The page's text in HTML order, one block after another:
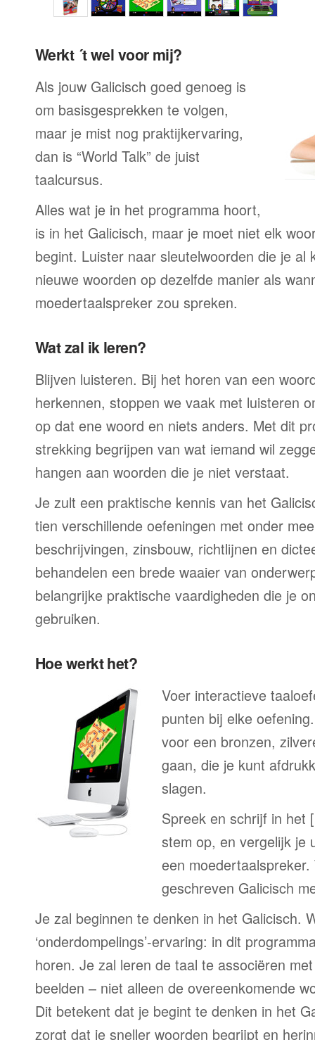
Werkt ´t wel voor mij?
Als jouw Galicisch goed genoeg is
om basisgesprekken te volgen,
maar je mist nog praktijkervaring,
dan is “World Talk” de juist
taalcursus.
Alles wat je in het programma hoort,
is in het Galicisch, maar je moet niet elk
begint. Luister naar sleutelwoorden die je al
nieuwe woorden op dezelfde manier als
moedertaalspreker zou spreken.
Wat zal ik leren?
Blijven luisteren. Bij het horen van een
herkennen, stoppen we vaak met luisteren
op dat ene woord en niets anders. Met dit
strekking begrijpen van wat iemand wil
hangen aan woorden die je niet verstaat.
Je zult een praktische kennis van het
tien verschillende oefeningen met onder
beschrijvingen, zinsbouw, richtlijnen en
behandelen een brede waaier van
belangrijke praktische vaardigheden die je
gebruiken.
Hoe werkt het?
Voer interactieve
punten bij elke
voor een bronzen,
gaan, die je kunt
slagen.
Spreek en schrijf in het
stem op, en vergelijk je
een
geschreven Galicisch
Je zal beginnen te denken in het Galicisch.
‘onderdompelings’-ervaring: in dit
horen. Je zal leren de taal te associëren
beelden – niet alleen de overeenkomende
Dit betekent dat je begint te denken in het
zorgt dat je sneller woorden begrijpt en